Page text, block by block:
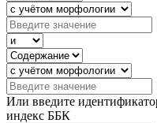
Или введите
индекс ББК